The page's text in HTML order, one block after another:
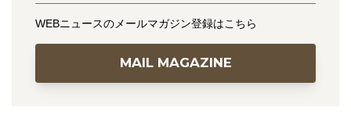
WEBニュースのメールマガジン登録はこちら
MAIL MAGAZINE